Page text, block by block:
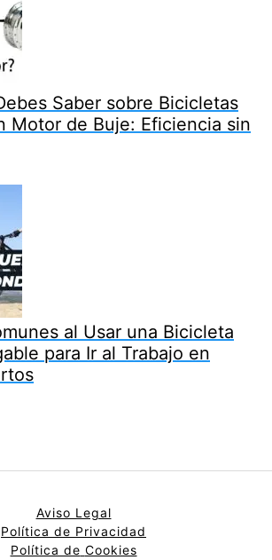
Saber sobre Bicicletas
Motor de Buje: Eficiencia sin
al Usar una Bicicleta
para Ir al Trabajo en
Aviso Legal
Política de Privacidad
Política de Cookies